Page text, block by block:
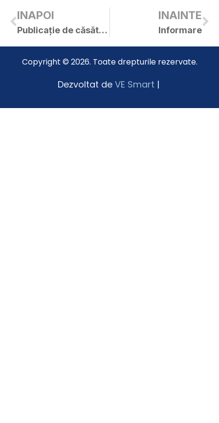
INAPOI
Publicație de căsătorie – Covaciu Traian-Dănuț / Farcaș Aurora-Roxana
INAINTE
Informare
Copyright © 2026. Toate drepturile rezervate.
Dezvoltat de VE Smart |